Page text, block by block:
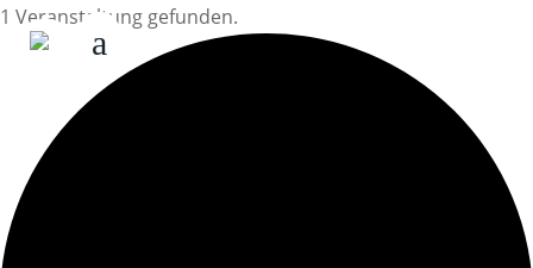
1 Veranstaltung gefunden.